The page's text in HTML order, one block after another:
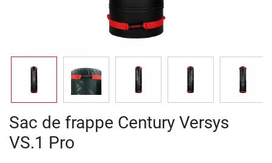
Sac de frappe Century Versys
VS.1 Pro